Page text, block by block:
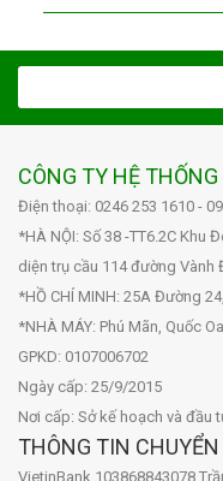
CÔNG TY HỆ
Điện thoại: 0246 253 1610 -
*HÀ NỘI: Số 38 -TT6.2C Khu
diện trụ cầu 114 đường Vành
*HỒ CHÍ MINH: 25A Đường
*NHÀ MÁY: Phú Mãn, Quốc
GPKD: 0107006702
Ngày cấp: 25/9/2015
Nơi cấp: Sở kế hoạch và đầu
THÔNG TIN
VietinBank 103868843078